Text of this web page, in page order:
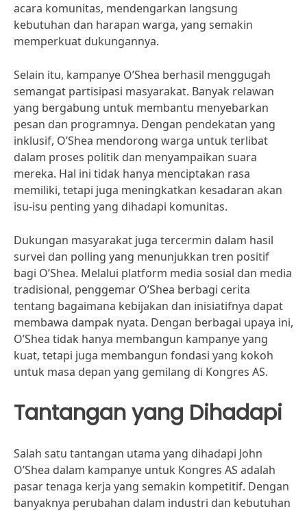
acara komunitas, mendengarkan langsung
kebutuhan dan harapan warga, yang semakin
memperkuat dukungannya.
Selain itu, kampanye O’Shea berhasil menggugah
semangat partisipasi masyarakat. Banyak relawan
yang bergabung untuk membantu menyebarkan
pesan dan programnya. Dengan pendekatan yang
inklusif, O’Shea mendorong warga untuk terlibat
dalam proses politik dan menyampaikan suara
mereka. Hal ini tidak hanya menciptakan rasa
memiliki, tetapi juga meningkatkan kesadaran akan
isu-isu penting yang dihadapi komunitas.
Dukungan masyarakat juga tercermin dalam hasil
survei dan polling yang menunjukkan tren positif
bagi O’Shea. Melalui platform media sosial dan media
tradisional, penggemar O’Shea berbagi cerita
tentang bagaimana kebijakan dan inisiatifnya dapat
membawa dampak nyata. Dengan berbagai upaya ini,
O’Shea tidak hanya membangun kampanye yang
kuat, tetapi juga membangun fondasi yang kokoh
untuk masa depan yang gemilang di Kongres AS.
Tantangan yang Dihadapi
Salah satu tantangan utama yang dihadapi John
O’Shea dalam kampanye untuk Kongres AS adalah
pasar tenaga kerja yang semakin kompetitif. Dengan
banyaknya perubahan dalam industri dan kebutuhan